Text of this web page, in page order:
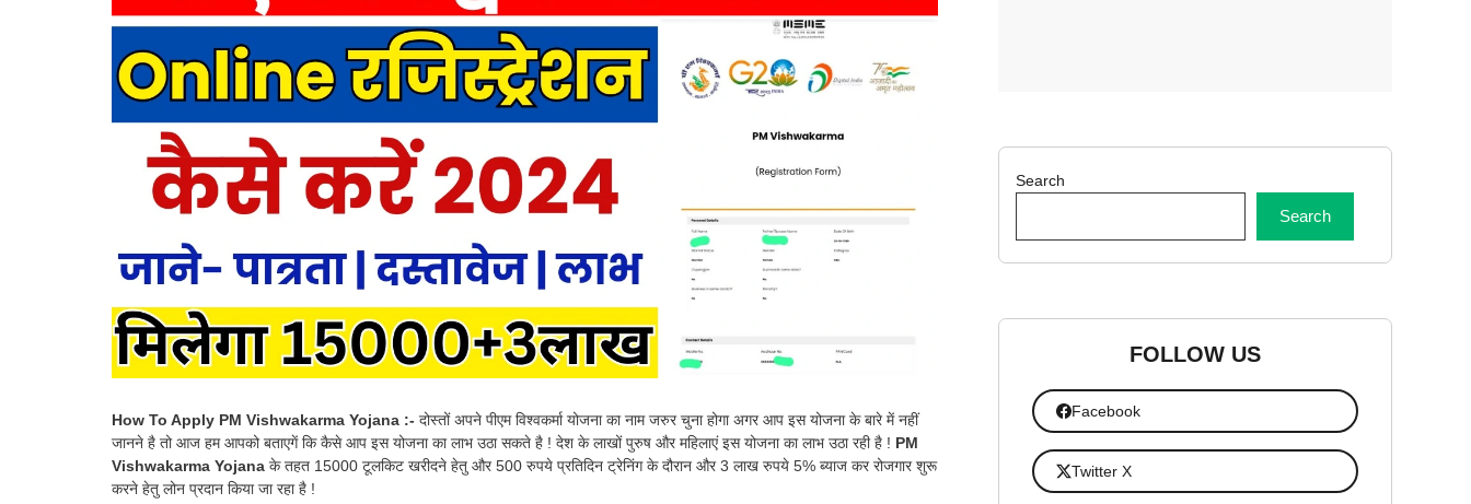
How To Apply PM Vishwakarma Yojana :- दोस्तों अपने पीएम विश्वकर्मा योजना का नाम जरुर चुना होगा अगर आप इस योजना के बारे में नहीं
जानने है तो आज हम आपको बताएगें कि कैसे आप इस योजना का लाभ उठा सकते है ! देश के लाखों पुरुष और महिलाएं इस योजना का लाभ उठा रही है ! PM
Vishwakarma Yojana के तहत 15000 टूलकिट खरीदने हेतु और 500 रुपये प्रतिदिन ट्रेनिंग के दौरान और 3 लाख रुपये 5% ब्याज कर रोजगार शुरू
करने हेतु लोन प्रदान किया जा रहा है !
Search
Search
FOLLOW US
Facebook
Twitter X